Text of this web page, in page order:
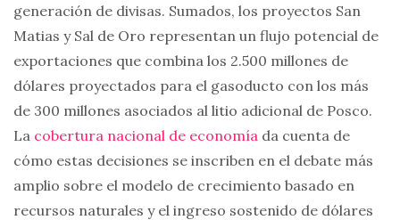
generación de divisas. Sumados, los proyectos San
Matias y Sal de Oro representan un flujo potencial de
exportaciones que combina los 2.500 millones de
dólares proyectados para el gasoducto con los más
de 300 millones asociados al litio adicional de Posco.
La cobertura nacional de economía da cuenta de
cómo estas decisiones se inscriben en el debate más
amplio sobre el modelo de crecimiento basado en
recursos naturales y el ingreso sostenido de dólares